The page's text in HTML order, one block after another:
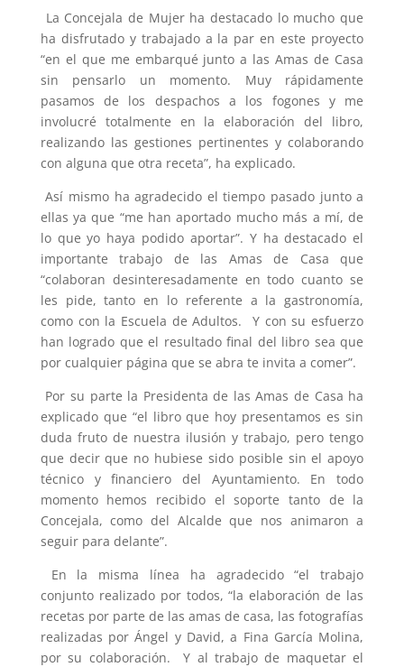
La Concejala de Mujer ha destacado lo mucho que
ha disfrutado y trabajado a la par en este proyecto
“en el que me embarqué junto a las Amas de Casa
sin pensarlo un momento. Muy rápidamente
pasamos de los despachos a los fogones y me
involucré totalmente en la elaboración del libro,
realizando las gestiones pertinentes y colaborando
con alguna que otra receta”, ha explicado.
Así mismo ha agradecido el tiempo pasado junto a
ellas ya que “me han aportado mucho más a mí, de
lo que yo haya podido aportar”. Y ha destacado el
importante trabajo de las Amas de Casa que
“colaboran desinteresadamente en todo cuanto se
les pide, tanto en lo referente a la gastronomía,
como con la Escuela de Adultos. Y con su esfuerzo
han logrado que el resultado final del libro sea que
por cualquier página que se abra te invita a comer”.
Por su parte la Presidenta de las Amas de Casa ha
explicado que “el libro que hoy presentamos es sin
duda fruto de nuestra ilusión y trabajo, pero tengo
que decir que no hubiese sido posible sin el apoyo
técnico y financiero del Ayuntamiento. En todo
momento hemos recibido el soporte tanto de la
Concejala, como del Alcalde que nos animaron a
seguir para delante”.
En la misma línea ha agradecido “el trabajo
conjunto realizado por todos, “la elaboración de las
recetas por parte de las amas de casa, las fotografías
realizadas por Ángel y David, a Fina García Molina,
por su colaboración. Y al trabajo de maquetar el